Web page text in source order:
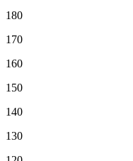
180
170
160
150
140
130